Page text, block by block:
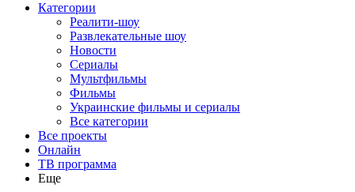
Категории
Реалити-шоу
Развлекательные шоу
Новости
Сериалы
Мультфильмы
Фильмы
Украинские фильмы и сериалы
Все категории
Все проекты
Онлайн
ТВ программа
Еще